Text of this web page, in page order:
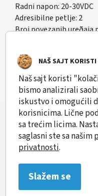
Radni napon: 20-30VDC
Adresibilne petlje: 2
Broj povezanih ureðaja
Struja petlje (maks):
Prac´enje petlje
Radna temperatura: -5-
Dimenzije: 175×51×25
NAŠ SAJT
Naš sajt koristi
bismo analizirali
iskustvo i omogućili
korisnicima. Lične
sa trećim licima.
saglasni ste sa našim
privatnosti.
Slažem se